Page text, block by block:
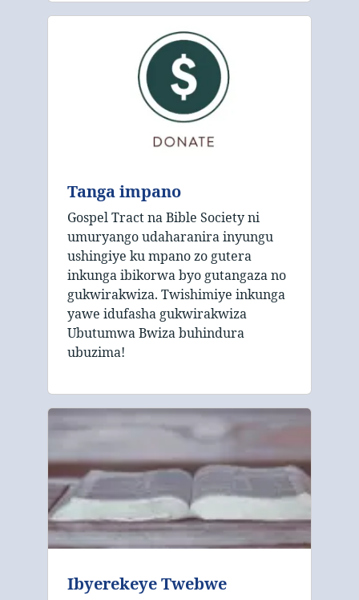
Tanga impano
Gospel Tract na Bible Society ni
umuryango udaharanira inyungu
ushingiye ku mpano zo gutera
inkunga ibikorwa byo gutangaza no
gukwirakwiza. Twishimiye inkunga
yawe idufasha gukwirakwiza
Ubutumwa Bwiza buhindura
ubuzima!
Ibyerekeye Twebwe